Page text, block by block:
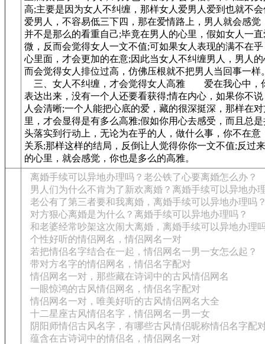
高;主要是因为女人不纠缠，那样女人爱男人爱到也就不
爱男人，不容易低三下四，那在爱情路上，男人就会感觉
并不是那么的看重自己;毕竟在男人的心里，假如女人一
微，反而会觉得女人一文不值;可如果女人表现的满不在
心里面，才会更加的在意;因此当女人不纠缠男人，男人
而会觉得女人排位过高，仿佛压根就不把男人当回事一样
三、女人不纠缠，才会觉得女人高雅 爱在我心中，
表达出来，没有一个人还要看获得;情在内心，如果你不
人会清晰;一个人能把心底的爱，藏的很深挺深，那样在
里，才会显得是有多么高雅;假如你用心去感受，而且总
头落实到行动上，无论为在乎的人，做什么事，你不在意
关系;那样这样的结局，反倒让人觉得你你一文不值;反过
的心里，就会感觉，你也是多么的高雅。
离婚手续可以异地办理吗？老公铁了心要离婚怎么办？
男人们为什么不肯为了新欢离婚？离婚手续可以异地办
老公有了第三者要和我离婚，离婚手续可以异地办理吗
对方狠心离婚是为什么？离婚手续可以异地办理吗？
和老婆经常吵架这次闹大离婚，离婚手续可以异地办理
个性好听的情侣网名，情侣网名一对
若把情侣名字结合在一起，情侣网名一男一女怎么起？
带对方名字的情侣网名，情侣名字配对
情侣网名一对，那些藏在诗词中的古风情侣网名
一眼惊鸿的古风情侣网名，情侣名字配对
情侣网名一对，唯美好听的古风情侣网名大全
十二星座古风情侣名字，情侣网名一男一女
阴阳师情侣古风名字，有哪些古风情侣昵称情侣名字配
蕴含在古诗词中的情侣名，情侣网名一对